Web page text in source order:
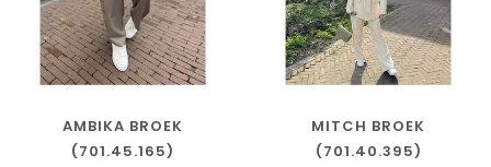
AMBIKA BROEK
(701.45.165)
MITCH BROEK
(701.40.395)